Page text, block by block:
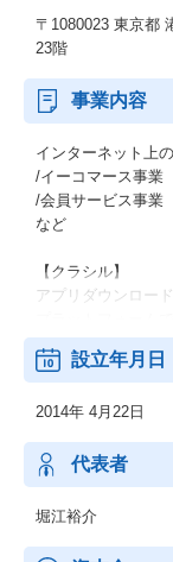
〒1080023 東京都
23階
事業内容
インターネット上
/イーコマース事業
/会員サービス事業
など
【クラシル】
アプリダウンロー
なる情報が集まり
います。
【TRILL】
TRILL (トリル) は
タイルプラットフ
【レシチャレ】
まるごとお得に変
設立年月日
2014年 4月22日
代表者
堀江裕介